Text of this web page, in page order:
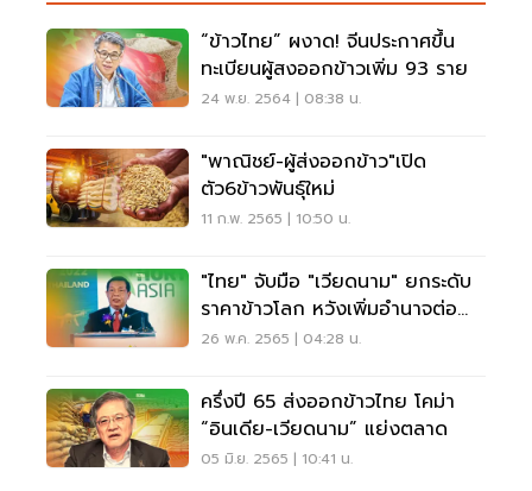
“ข้าวไทย” ผงาด! จีนประกาศขึ้น
ทะเบียนผู้สงออกข้าวเพิ่ม 93 ราย
24 พ.ย. 2564 | 08:38 น.
"พาณิชย์-ผู้ส่งออกข้าว"เปิด
ตัว6ข้าวพันธุ์ใหม่
11 ก.พ. 2565 | 10:50 น.
"ไทย" จับมือ "เวียดนาม" ยกระดับ
ราคาข้าวโลก หวังเพิ่มอำนาจต่อ
รอง
26 พ.ค. 2565 | 04:28 น.
ครึ่งปี 65 ส่งออกข้าวไทย โคม่า
“อินเดีย-เวียดนาม” แย่งตลาด
05 มิ.ย. 2565 | 10:41 น.